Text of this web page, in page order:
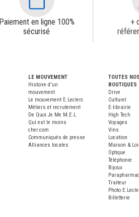
Paiement en ligne 100%
sécurisé
+
LE MOUVEMENT
Histoire d'un
mouvement
Le mouvement E.Leclerc
Métiers et recrutement
De Quoi Je Me M.E.L
Qui est le moins
cher.com
Communiqués de presse
Alliances locales
TOUTES
BOUTIQUES
Drive
Culturel
E-librairie
High Tech
Voyages
Vins
Location
Maison &
Optique
Téléphonie
Bijoux
Traiteur
Photo
Billetterie